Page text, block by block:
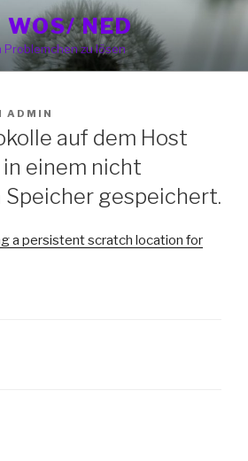
WOS/ NED
Problemchen zu lösen
ADMIN
auf dem Host
einem nicht
gespeichert.
a persistent scratch location for